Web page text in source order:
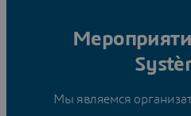
Мы являемся